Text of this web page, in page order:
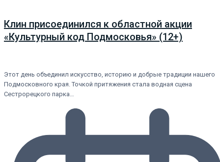
Клин присоединился к областной акции
«Культурный код Подмосковья» (12+)
Этот день объединил искусство, историю и добрые традиции нашего
Подмосковного края. Точкой притяжения стала водная сцена
Сестрорецкого парка…